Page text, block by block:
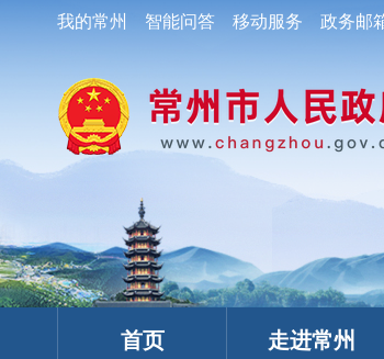
我的常州 智能问答 移动服务 政务邮
首页 走进常州